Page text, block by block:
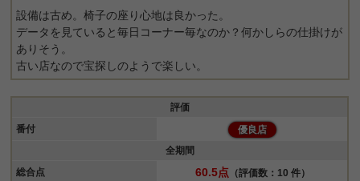
設備は古め。椅子の座り心地は良かった。
データを見ていると毎日コーナー毎なのか？何かしらの仕掛けが
ありそう。
古い店なので宝探しのようで楽しい。
評価
番付
優良店
全期間
総合点
60.5点 （評価数：10 件）